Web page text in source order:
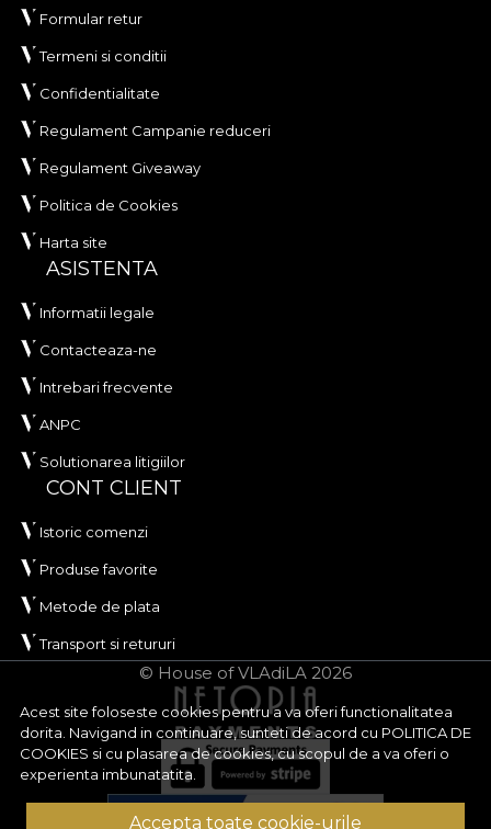
Acest site foloseste cookies pentru a va oferi functionalitatea
dorita. Navigand in continuare, sunteti de acord cu POLITICA DE
COOKIES si cu plasarea de cookies, cu scopul de a va oferi o
experienta imbunatatita.
Accepta toate cookie-urile
Formular retur
Termeni si conditii
Confidentialitate
Regulament Campanie reduceri
Regulament Giveaway
Politica de Cookies
Harta site
ASISTENTA
Informatii legale
Contacteaza-ne
Intrebari frecvente
ANPC
Solutionarea litigiilor
CONT CLIENT
Istoric comenzi
Produse favorite
Metode de plata
Transport si retururi
© House of VLAdiLA 2026